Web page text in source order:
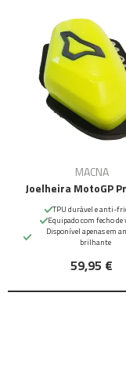
MACNA
Joelheira MotoGP
TPU durável e anti-
Equipado com fecho de
Disponível apenas em
brilhante
59,95 €